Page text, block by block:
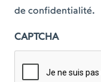
de confidentialité.
CAPTCHA